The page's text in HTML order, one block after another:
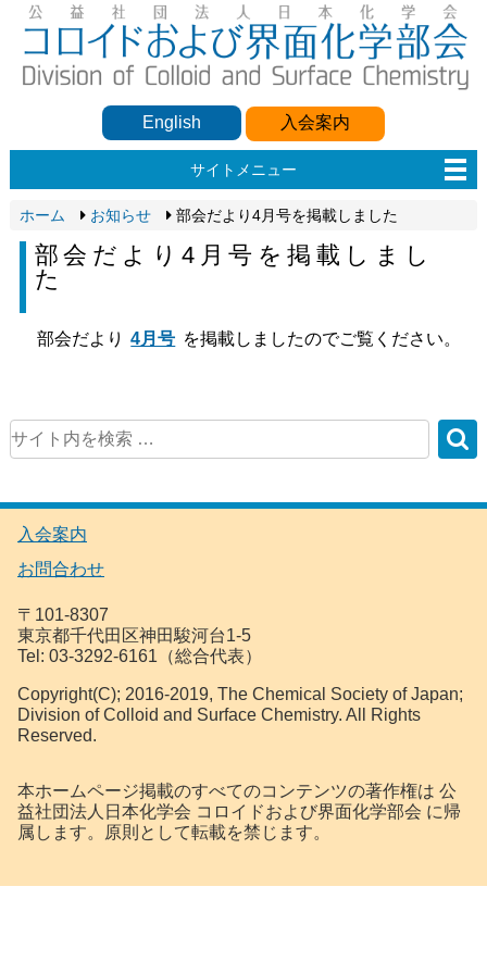
English 入会案内
サイトメニュー
ホーム お知らせ 部会だより4月号を掲載しました
部会だより4月号を掲載しまし
た
部会だより 4月号 を掲載しましたのでご覧ください。
入会案内
お問合わせ
〒101-8307
東京都千代田区神田駿河台1-5
Tel: 03-3292-6161（総合代表）
Copyright(C); 2016-2019, The Chemical Society of Japan;
Division of Colloid and Surface Chemistry. All Rights
Reserved.
本ホームページ掲載のすべてのコンテンツの著作権は 公
益社団法人日本化学会 コロイドおよび界面化学部会 に帰
属します。原則として転載を禁じます。